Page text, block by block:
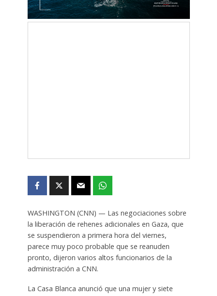
WASHINGTON (CNN) — Las negociaciones sobre
la liberación de rehenes adicionales en Gaza, que
se suspendieron a primera hora del viernes,
parece muy poco probable que se reanuden
pronto, dijeron varios altos funcionarios de la
administración a CNN.
La Casa Blanca anunció que una mujer y siete